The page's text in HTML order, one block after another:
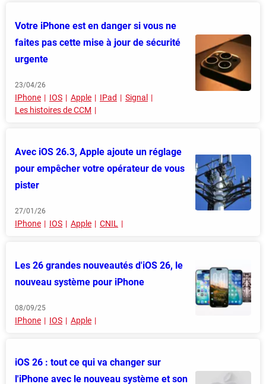
Votre iPhone est en danger si vous ne
faites pas cette mise à jour de sécurité
urgente
23/04/26
IPhone IOS Apple IPad
Signal
Les histoires de CCM
Avec iOS 26.3, Apple ajoute un réglage
pour empêcher votre opérateur de vous
pister
27/01/26
IPhone IOS Apple CNIL
Les 26 grandes nouveautés d'iOS 26, le
nouveau système pour iPhone
08/09/25
IPhone IOS Apple
iOS 26 : tout ce qui va changer sur
l'iPhone avec le nouveau système et son